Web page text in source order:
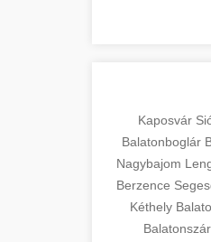
Kaposvár
Balatonboglár
Nagybajom
Berzence
Kéthely